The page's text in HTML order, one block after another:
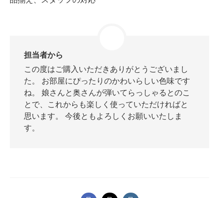
担当者から
この度はご購入いただきありがとうございまし
た。 お部屋にぴったりのかわいらしい色味です
ね。 娘さんと奥さんが弾いてらっしゃるとのこ
とで、これからも楽しく使っていただければと
思います。 今後ともよろしくお願いいたしま
す。